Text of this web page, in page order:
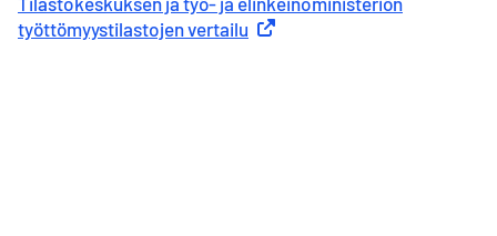
työttömyystilastojen vertailu Ulkoinen linkki